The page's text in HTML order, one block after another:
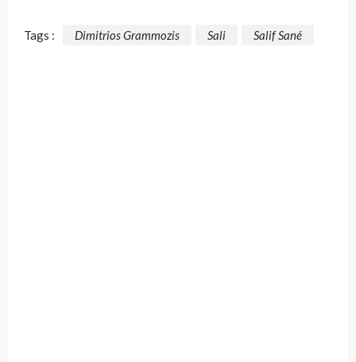
Tags : Dimitrios Grammozis Sali Salif Sané